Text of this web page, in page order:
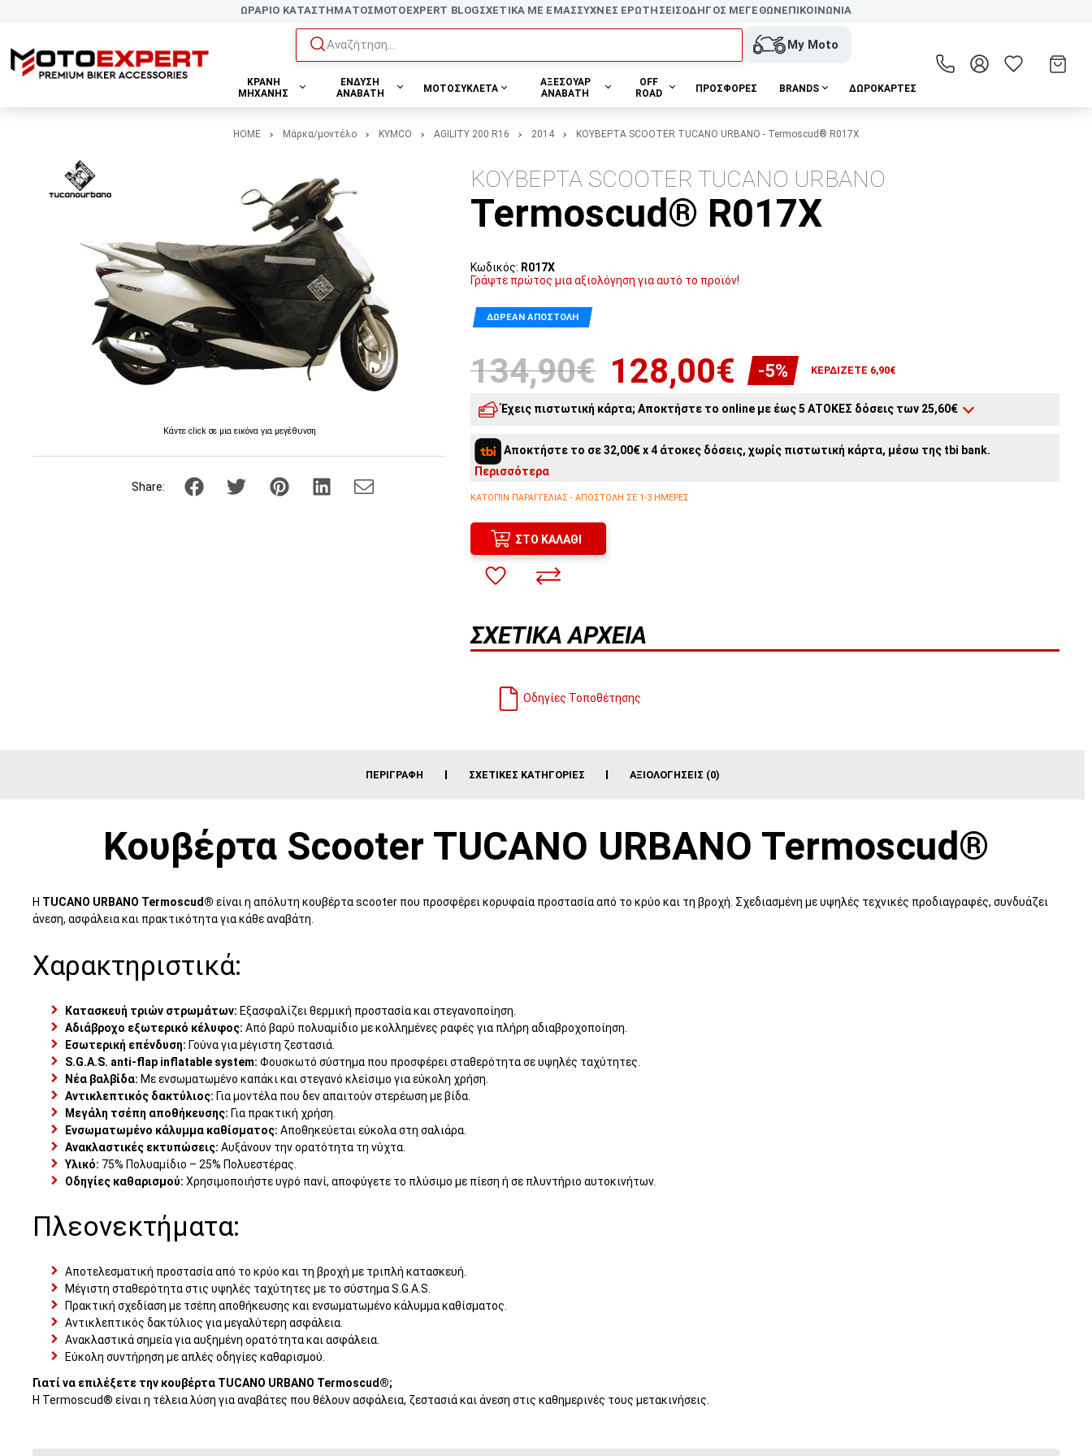
ΩΡΑΡΙΟ ΚΑΤΑΣΤΗΜΑΤΟΣMOTOEXPERT BLOGΣΧΕΤΙΚΑ ΜΕ ΕΜΑΣΣΥΧΝΕΣ ΕΡΩΤΗΣΕΙΣΟΔΗΓΟΣ ΜΕΓΕΘΩΝΕΠΙΚΟΙΝΩΝΙΑ
Αναζήτηση... My Moto
ΚΡΑΝΗ
ΜΗΧΑΝΗΣ
ΕΝΔΥΣΗ
ΑΝΑΒΑΤΗ
ΜΟΤΟΣΥΚΛΕΤΑ
ΑΞΕΣΟΥΑΡ
ΑΝΑΒΑΤΗ
OFF
ROAD
ΠΡΟΣΦΟΡΕΣ BRANDS ΔΩΡΟΚΆΡΤΕΣ
HOME Μάρκα/μοντέλο KYMCO AGILITY 200 R16 2014 ΚΟΥΒΕΡΤΑ SCOOTER TUCANO URBANO - Termoscud® R017X
Κάντε click σε μια εικόνα για μεγέθυνση
Share:
ΚΟΥΒΕΡΤΑ SCOOTER TUCANO URBANO
Termoscud® R017X
Κωδικός: R017X
Γράψτε πρώτος μια αξιολόγηση για αυτό το προϊόν!
ΔΩΡΕΆΝ ΑΠΟΣΤΟΛΉ
134,90€ 128,00€ -5% ΚΕΡΔΊΖΕΤΕ 6,90€
Έχεις πιστωτική κάρτα; Αποκτήστε το online με έως 5 ΑΤΟΚΕΣ δόσεις των 25,60€
4άτοκες δόσεις:32,00€/ μήνα
2άτοκες δόσεις:64,00€/ μήνα
Αποκτήστε το σε 32,00€ x 4 άτοκες δόσεις, χωρίς πιστωτική κάρτα, μέσω της tbi bank.
Περισσότερα
ΚΑΤΌΠΙΝ ΠΑΡΑΓΓΕΛΊΑΣ - ΑΠΟΣΤΟΛΉ ΣΕ 1-3 ΗΜΈΡΕΣ
ΣΤΟ ΚΑΛΆΘΙ
ΣΧΕΤΙΚΆ ΑΡΧΕΊΑ
Οδηγίες Τοποθέτησης
ΠΕΡΙΓΡΑΦΉ ΣΧΕΤΙΚΈΣ ΚΑΤΗΓΟΡΊΕΣ ΑΞΙΟΛΟΓΉΣΕΙΣ (0)
Κουβέρτα Scooter TUCANO URBANO Termoscud®
Η TUCANO URBANO Termoscud® είναι η απόλυτη κουβέρτα scooter που προσφέρει κορυφαία προστασία από το κρύο και τη βροχή. Σχεδιασμένη με υψηλές τεχνικές προδιαγραφές, συνδυάζει
άνεση, ασφάλεια και πρακτικότητα για κάθε αναβάτη.
Χαρακτηριστικά:
Κατασκευή τριών στρωμάτων: Εξασφαλίζει θερμική προστασία και στεγανοποίηση.
Αδιάβροχο εξωτερικό κέλυφος: Από βαρύ πολυαμίδιο με κολλημένες ραφές για πλήρη αδιαβροχοποίηση.
Εσωτερική επένδυση: Γούνα για μέγιστη ζεστασιά.
S.G.A.S. anti-flap inflatable system: Φουσκωτό σύστημα που προσφέρει σταθερότητα σε υψηλές ταχύτητες.
Νέα βαλβίδα: Με ενσωματωμένο καπάκι και στεγανό κλείσιμο για εύκολη χρήση.
Αντικλεπτικός δακτύλιος: Για μοντέλα που δεν απαιτούν στερέωση με βίδα.
Μεγάλη τσέπη αποθήκευσης: Για πρακτική χρήση.
Ενσωματωμένο κάλυμμα καθίσματος: Αποθηκεύεται εύκολα στη σαλιάρα.
Ανακλαστικές εκτυπώσεις: Αυξάνουν την ορατότητα τη νύχτα.
Υλικό: 75% Πολυαμίδιο – 25% Πολυεστέρας.
Οδηγίες καθαρισμού: Χρησιμοποιήστε υγρό πανί, αποφύγετε το πλύσιμο με πίεση ή σε πλυντήριο αυτοκινήτων.
Πλεονεκτήματα:
Αποτελεσματική προστασία από το κρύο και τη βροχή με τριπλή κατασκευή.
Μέγιστη σταθερότητα στις υψηλές ταχύτητες με το σύστημα S.G.A.S.
Πρακτική σχεδίαση με τσέπη αποθήκευσης και ενσωματωμένο κάλυμμα καθίσματος.
Αντικλεπτικός δακτύλιος για μεγαλύτερη ασφάλεια.
Ανακλαστικά σημεία για αυξημένη ορατότητα και ασφάλεια.
Εύκολη συντήρηση με απλές οδηγίες καθαρισμού.
Γιατί να επιλέξετε την κουβέρτα TUCANO URBANO Termoscud®;
Η Termoscud® είναι η τέλεια λύση για αναβάτες που θέλουν ασφάλεια, ζεστασιά και άνεση στις καθημερινές τους μετακινήσεις.